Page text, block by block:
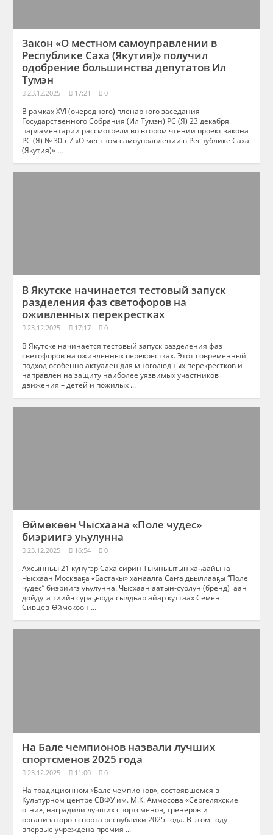
Закон «О местном самоуправлении в
Республике Саха (Якутия)» получил
одобрение большинства депутатов Ил
Тумэн
23.12.2025 17:21 0
В рамках XVI (очередного) пленарного заседания
Государственного Собрания (Ил Тумэн) РС (Я) 23 декабря
парламентарии рассмотрели во втором чтении проект закона
РС (Я) № 305-7 «О местном самоуправлении в Республике Саха
(Якутия)» ...
В Якутске начинается тестовый запуск
разделения фаз светофоров на
оживленных перекрестках
23.12.2025 17:17 0
В Якутске начинается тестовый запуск разделения фаз
светофоров на оживленных перекрестках. Этот современный
подход особенно актуален для многолюдных перекрестков и
направлен на защиту наиболее уязвимых участников
движения – детей и пожилых ...
Өймөкөөн Чысхаана «Поле чудес»
биэриигэ уһулунна
23.12.2025 16:54 0
Ахсынньы 21 күнүгэр Саха сирин Тымныытын хаһаайына
Чысхаан Москваҕа «Бастакы» ханаалга Саҥа дьыллааҕы “Поле
чудес” биэриигэ уһулунна. Чысхаан аатын-суолун (бренд) аан
дойдуга тиийэ сураҕырда сылдьар айар куттаах Семен
Сивцев-Өймөкөөн ...
На Бале чемпионов назвали лучших
спортсменов 2025 года
23.12.2025 11:00 0
На традиционном «Бале чемпионов», состоявшемся в
Культурном центре СВФУ им. М.К. Аммосова «Сергеляхские
огни», наградили лучших спортсменов, тренеров и
организаторов спорта республики 2025 года. В этом году
впервые учреждена премия ...